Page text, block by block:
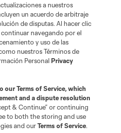
Information
Cookies Settings
and MLS name and shield are
Soccer, L.L.C. (“MLS”). The names
and/or common law trademarks of
of their owners. Any unauthorized use
a nuestros
un acuerdo de arbitraje
de disputas. Al hacer clic
navegando por el
y uso de las
nuestros Términos de
PersonalPrivacy
ourTerms of Service, which
and a dispute resolution
& Continue” or continuing
to both the storing and use
and ourTerms of Service.